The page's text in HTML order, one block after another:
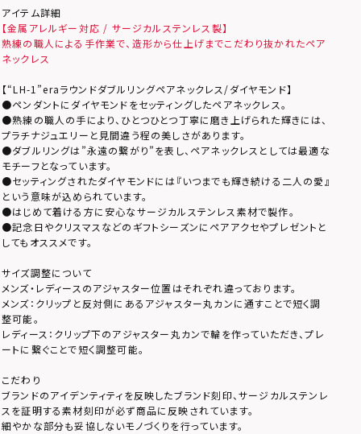
アイテム詳細
【金属アレルギー対応 / サージカルステンレス製】
熟練の職人による手作業で、造形から仕上げまでこだわり抜かれたペア
ネックレス
【“LH-1”eraラウンドダブルリングペアネックレス/ダイヤモンド】
●ペンダントにダイヤモンドをセッティングしたペアネックレス。
●熟練の職人の手により、ひとつひとつ丁寧に磨き上げられた輝きには、
プラチナジュエリーと見間違う程の美しさがあります。
●ダブルリングは”永遠の繋がり”を表し、ペアネックレスとしては最適な
モチーフとなっています。
●セッティングされたダイヤモンドには『いつまでも輝き続ける二人の愛』
という意味が込められています。
●はじめて着ける方に安心なサージカルステンレス素材で製作。
●記念日やクリスマスなどのギフトシーズンにペアアクセやプレゼントと
してもオススメです。
サイズ調整について
メンズ・レディースのアジャスター位置はそれぞれ違っております。
メンズ：クリップと反対側にあるアジャスター丸カンに通すことで短く調
整可能。
レディース：クリップ下のアジャスター丸カンで輪を作っていただき、プレ
ートに繋ぐことで短く調整可能。
こだわり
ブランドのアイデンティティを反映したブランド刻印、サージカルステンレ
スを証明する素材刻印が必ず商品に反映されています。
細やかな部分も妥協しないモノづくりを行っています。